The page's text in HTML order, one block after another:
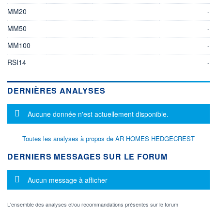
MM20
-
MM50
-
MM100
-
RSI14
-
DERNIÈRES ANALYSES
Message d'information
Aucune donnée n'est actuellement disponible.
Toutes les analyses à propos de AR HOMES HEDGECREST
DERNIERS MESSAGES SUR LE FORUM
Message d'information
Aucun message à afficher
L'ensemble des analyses et/ou recommandations présentes sur le forum